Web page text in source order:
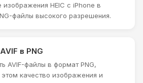
изображения HEIC с iPhone в
файлы высокого разрешения.
в PNG
AVIF-файлы в формат PNG,
качество изображения и